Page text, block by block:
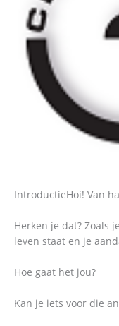
IntroductieHoi! Van
Herken je dat? Zoals
leven staat en je
Hoe gaat het jou?
Kan je iets voor die